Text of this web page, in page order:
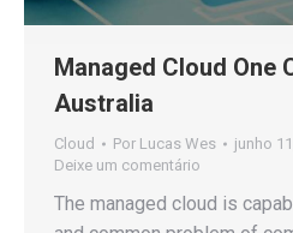
Managed Cloud One
Australia
Cloud Por Lucas Wes
junho
Deixe um comentário
The managed cloud is